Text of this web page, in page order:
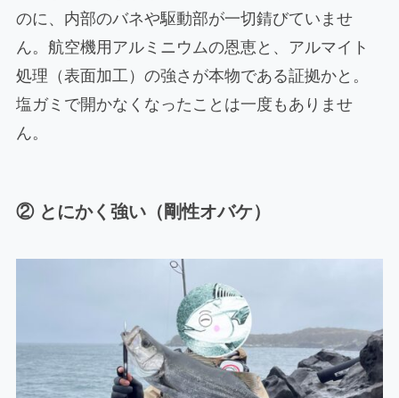
のに、内部のバネや駆動部が一切錆びていませ
ん。航空機用アルミニウムの恩恵と、アルマイト
処理（表面加工）の強さが本物である証拠かと。
塩ガミで開かなくなったことは一度もありませ
ん。
② とにかく強い（剛性オバケ）